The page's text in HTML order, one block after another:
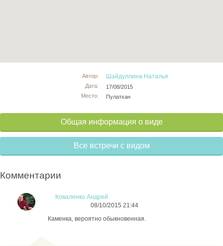
Автор:
Дата:
Место:
Шайдуллина Наталья
17/08/2015
Пулатхан
Общая информация о виде
Все встречи с видом
Комментарии
Коваленко Андрей
08/10/2015 21:44
Каменка, вероятно обыкновенная.